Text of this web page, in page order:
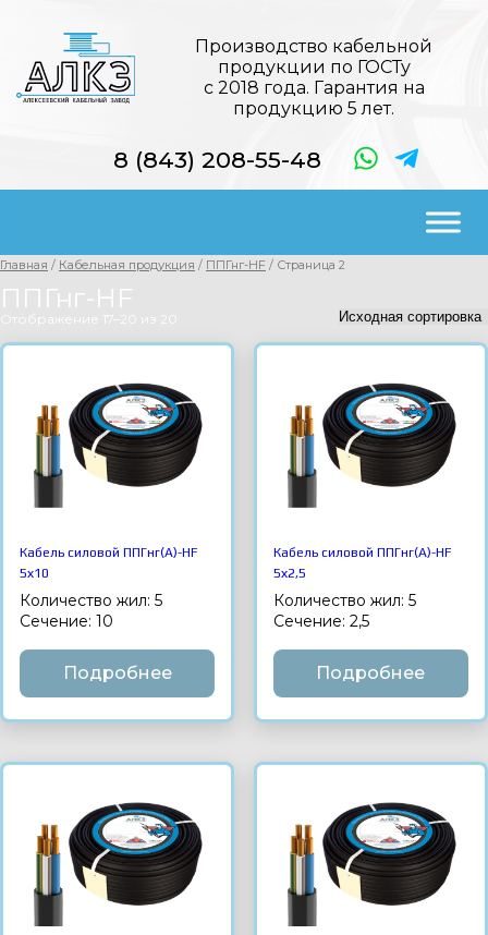
Производство кабельной
продукции по ГОСТу
с 2018 года. Гарантия на
продукцию 5 лет.
8 (843) 208-55-48
Главная / Кабельная продукция / ППГнг-HF / Страница 2
ППГнг-HF
Отображение 17–20 из 20
Кабель силовой ППГнг(А)-HF
5х10
Количество жил: 5
Сечение: 10
Подробнее
Кабель силовой ППГнг(А)-HF
5х2,5
Количество жил: 5
Сечение: 2,5
Подробнее